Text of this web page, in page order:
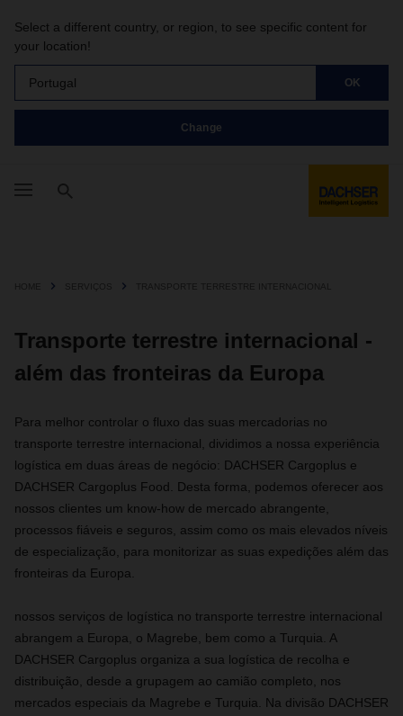
Select a different country, or region, to see specific content for
your location!
Portugal OK
Change
HOME SERVIÇOS TRANSPORTE TERRESTRE INTERNACIONAL
Transporte terrestre internacional -
além das fronteiras da Europa
Para melhor controlar o fluxo das suas mercadorias no
transporte terrestre internacional, dividimos a nossa experiência
logística em duas áreas de negócio: DACHSER Cargoplus e
DACHSER Cargoplus Food. Desta forma, podemos oferecer aos
nossos clientes um know-how de mercado abrangente,
processos fiáveis ​​e seguros, assim como os mais elevados níveis
de especialização, para monitorizar as suas expedições além das
fronteiras da Europa.
nossos serviços de logística no transporte terrestre internacional
abrangem a Europa, o Magrebe, bem como a Turquia. A
DACHSER Cargoplus organiza a sua logística de recolha e
distribuição, desde a grupagem ao camião completo, nos
mercados especiais da Magrebe e Turquia. Na divisão DACHSER